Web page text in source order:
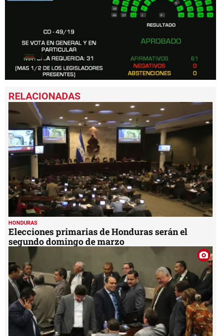
seconds
of
minute,
seconds
HONDURAS
Elecciones primarias de Honduras serán el
segundo domingo de marzo